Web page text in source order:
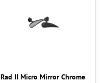
Rad II Micro Mirror Chrome